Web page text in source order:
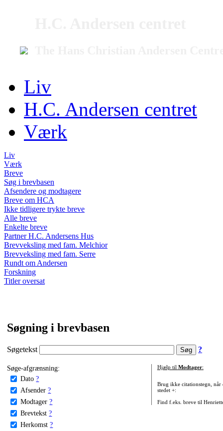
Liv
H.C. Andersen centret
Værk
Liv
Værk
Breve
Søg i brevbasen
Afsendere og modtagere
Breve om HCA
Ikke tidligere trykte breve
Alle breve
Enkelte breve
Partner H.C. Andersens Hus
Brevveksling med fam. Melchior
Brevveksling med fam. Serre
Rundt om Andersen
Forskning
Titler oversat
Søgning i brevbasen
Søgetekst ?
Søge-afgrænsning:
Dato ?
Afsender ?
Modtager ?
Brevtekst ?
Herkomst ?
Hjælp til Modtager:
Brug ikke citationstegn, når
stedet +:
Find f.eks. breve til